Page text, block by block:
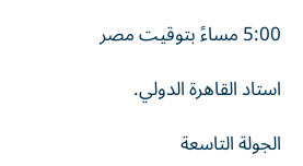
5:00 مساءً بتوقيت مصر
استاد القاهرة الدولي.
الجولة التاسعة